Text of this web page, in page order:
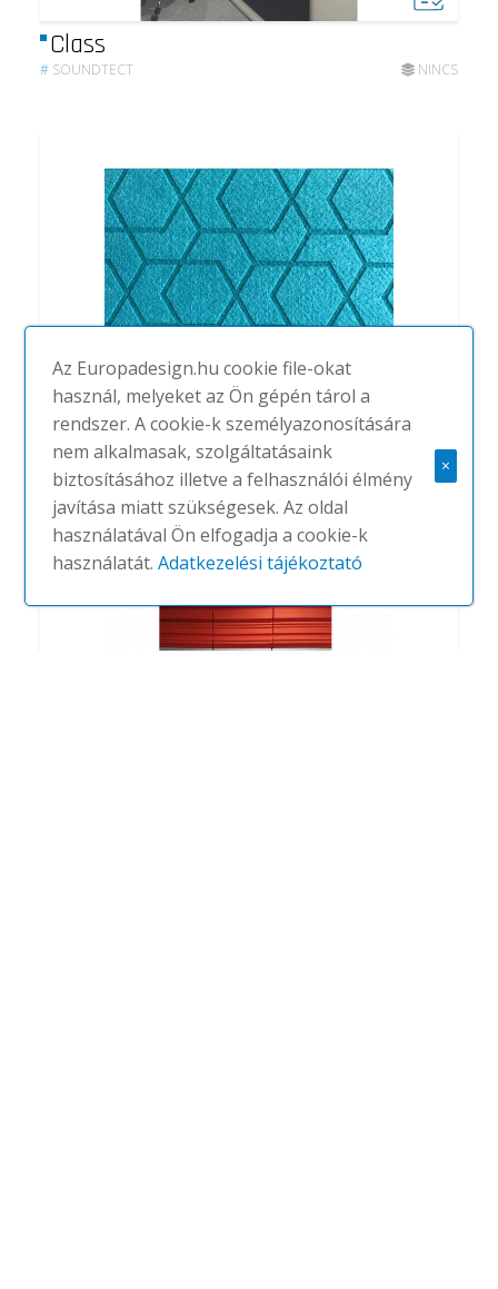
Class
# SOUNDTECT NINCS
Tatu
SOUNDTECT NINCS
Az Europadesign.hu cookie file-okat
használ, melyeket az Ön gépén tárol a
rendszer. A cookie-k személyazonosítására
nem alkalmasak, szolgáltatásaink
biztosításához illetve a felhasználói élmény
javítása miatt szükségesek. Az oldal
használatával Ön elfogadja a cookie-k
használatát.Adatkezelési tájékoztató
×